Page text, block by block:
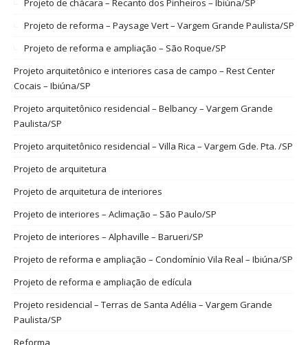
Projeto de chácara – Recanto dos Pinheiros – Ibiúna/SP
Projeto de reforma – Paysage Vert – Vargem Grande Paulista/SP
Projeto de reforma e ampliação – São Roque/SP
Projeto arquitetônico e interiores casa de campo – Rest Center
Cocais – Ibiúna/SP
Projeto arquitetônico residencial – Belbancy – Vargem Grande
Paulista/SP
Projeto arquitetônico residencial – Villa Rica – Vargem Gde. Pta. /SP
Projeto de arquitetura
Projeto de arquitetura de interiores
Projeto de interiores – Aclimação – São Paulo/SP
Projeto de interiores – Alphaville – Barueri/SP
Projeto de reforma e ampliação – Condomínio Vila Real – Ibiúna/SP
Projeto de reforma e ampliação de edícula
Projeto residencial – Terras de Santa Adélia – Vargem Grande
Paulista/SP
Reforma